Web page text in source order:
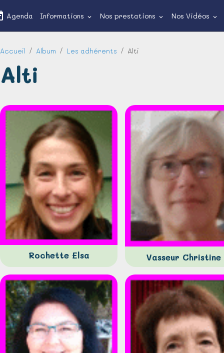
Agenda Informations Nos prestations Nos Vidéos
Accueil Album Les adhérents Alti
Alti
Rochette Elsa Vasseur Christine